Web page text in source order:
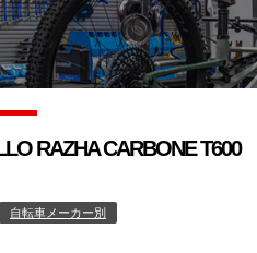
RAZHA CARBONE T600
自転車メーカー別